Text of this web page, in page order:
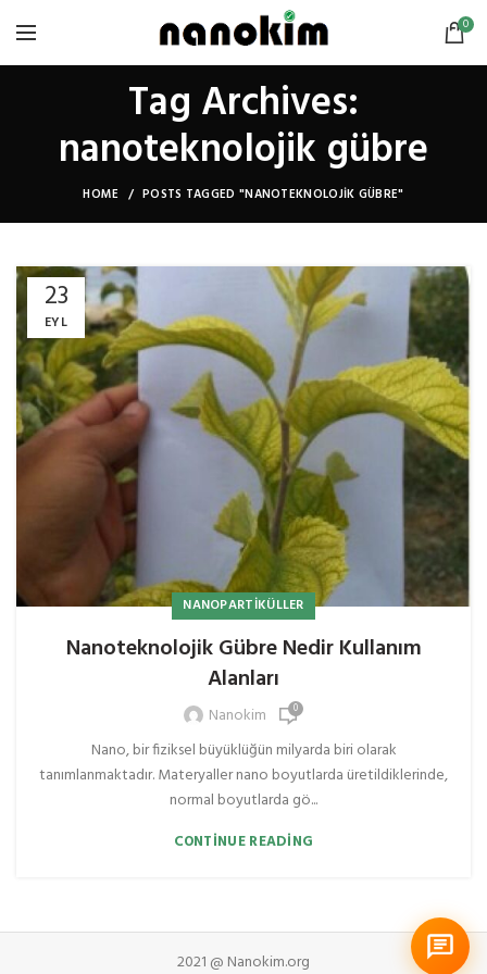
0
Tag Archives:
nanoteknolojik gübre
HOME POSTS TAGGED "NANOTEKNOLOJIK GÜBRE"
23
EYL
NANOPARTIKÜLLER
Nanoteknolojik Gübre Nedir Kullanım
Alanları
Nanokim 0
Nano, bir fiziksel büyüklüğün milyarda biri olarak
tanımlanmaktadır. Materyaller nano boyutlarda üretildiklerinde,
normal boyutlarda gö...
CONTINUE READING
2021 @ Nanokim.org